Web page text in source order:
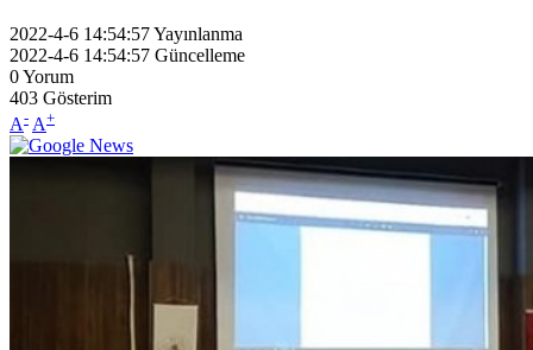
2022-4-6 14:54:57Yayınlanma
2022-4-6 14:54:57 Güncelleme
0Yorum
403 Gösterim
A- A+